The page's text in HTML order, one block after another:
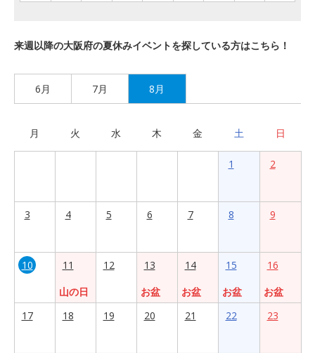
来週以降の大阪府の夏休みイベントを探している方はこちら！
6月 7月 8月
月 火 水 木 金 土 日
1 2
3 4 5 6 7 8 9
10
11
山の日
12
13
お盆
14
お盆
15
お盆
16
お盆
17
18 19 20 21 22 23